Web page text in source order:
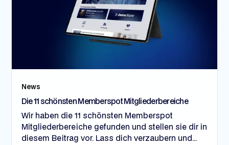
News
Die 11 schönsten Memberspot Mitgliederbereiche
Wir haben die 11 schönsten Memberspot
Mitgliederbereiche gefunden und stellen sie dir in
diesem Beitrag vor. Lass dich verzaubern und